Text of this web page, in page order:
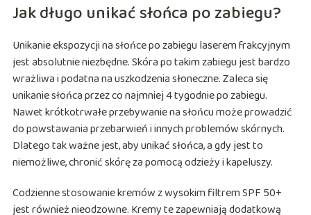
Jak długo unikać słońca po zabiegu?
Unikanie ekspozycji na słońce po zabiegu laserem frakcyjnym
jest absolutnie niezbędne. Skóra po takim zabiegu jest bardzo
wrażliwa i podatna na uszkodzenia słoneczne. Zaleca się
unikanie słońca przez co najmniej 4 tygodnie po zabiegu.
Nawet krótkotrwałe przebywanie na słońcu może prowadzić
do powstawania przebarwień i innych problemów skórnych.
Dlatego tak ważne jest, aby unikać słońca, a gdy jest to
niemożliwe, chronić skórę za pomocą odzieży i kapeluszy.
Codzienne stosowanie kremów z wysokim filtrem SPF 50+
jest również nieodzowne. Kremy te zapewniają dodatkową